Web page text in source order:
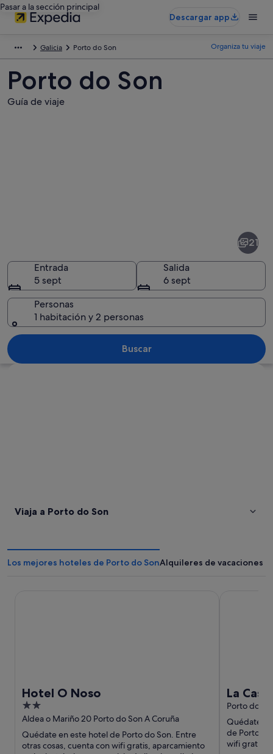
Pasar a la sección principal
Descargar app
Galicia Porto do Son Organiza tu viaje
Porto do Son
Guía de viaje
Son
Un paisaje costero rocoso con
21
Entrada
5 sept
Salida
6 sept
Personas
1 habitación y 2 personas
Buscar
Viaja a Porto do Son
Los mejores hoteles de Porto do SonAlquileres de vacaciones
Hotel O Noso
2
out
of
5
Aldea o Mariño 20 Porto do Son A Coruña
Quédate en este hotel de Porto do Son. Entre
otras cosas, cuenta con wifi gratis, aparcamiento
La Casa de
ZA con
Porto do
Quédate en
de Porto do
wifi gratis,